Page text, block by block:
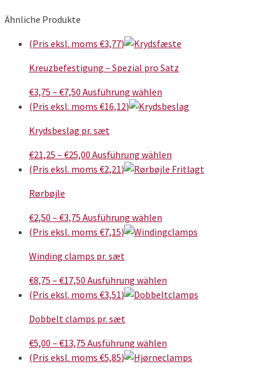
Ähnliche Produkte
(Pris eksl. moms €3,77)
Kreuzbefestigung – Spezial pro Satz
€3,75 – €7,50 Preisspanne:
€3,75
€7,50
Ausführung wählen
Produkt
auf.
Die
auf
der
werden
(Pris eksl. moms €16,12)
Krydsbeslag pr. sæt
€21,25 – €25,00 Preisspanne:
€21,25
Ausführung wählen
Produkt
auf.
Die
der
(Pris eksl. moms €2,21)
Rørbøjle
€2,50 – €3,75 Preisspanne:
€2,50
€3,75
Ausführung wählen
Produkt
auf.
Die
auf
der
(Pris eksl. moms €7,15)
Winding clamps pr. sæt
€8,75 – €17,50 Preisspanne:
€8,75
€17,50
Ausführung wählen
Produkt
auf.
Die
(Pris eksl. moms €3,51)
Dobbelt clamps pr. sæt
€5,00 – €13,75 Preisspanne:
€5,00
Ausführung wählen
Produkt
(Pris eksl. moms €5,85)